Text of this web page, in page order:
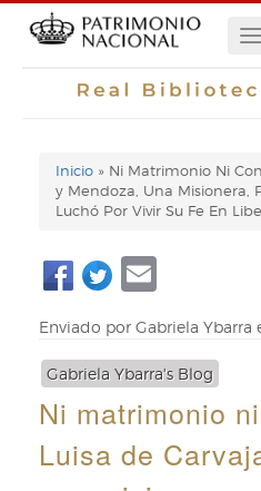
Enlaces
de
ayuda
de
navegación
Inicio
Ni Matrimonio Ni
y Mendoza, Una Misionera,
Luchó Por Vivir Su Fe En
Enviado por Gabriela Ybarra
Gabriela Ybarra's Blog
Ni matrimonio
Luisa de